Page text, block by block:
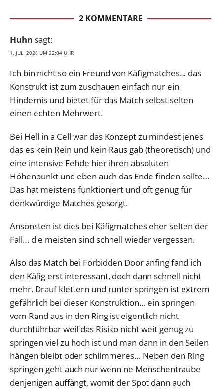
2 KOMMENTARE
Huhn sagt:
1. JULI 2026 UM 22:04 UHR
Ich bin nicht so ein Freund von Käfigmatches… das
Konstrukt ist zum zuschauen einfach nur ein
Hindernis und bietet für das Match selbst selten
einen echten Mehrwert.
Bei Hell in a Cell war das Konzept zu mindest jenes
das es kein Rein und kein Raus gab (theoretisch) und
eine intensive Fehde hier ihren absoluten
Höhenpunkt und eben auch das Ende finden sollte…
Das hat meistens funktioniert und oft genug für
denkwürdige Matches gesorgt.
Ansonsten ist dies bei Käfigmatches eher selten der
Fall… die meisten sind schnell wieder vergessen.
Also das Match bei Forbidden Door anfing fand ich
den Käfig erst interessant, doch dann schnell nicht
mehr. Drauf klettern und runter springen ist extrem
gefährlich bei dieser Konstruktion… ein springen
vom Rand aus in den Ring ist eigentlich nicht
durchführbar weil das Risiko nicht weit genug zu
springen viel zu hoch ist und man dann in den Seilen
hängen bleibt oder schlimmeres… Neben den Ring
springen geht auch nur wenn ne Menschentraube
denjenigen auffängt, womit der Spot dann auch